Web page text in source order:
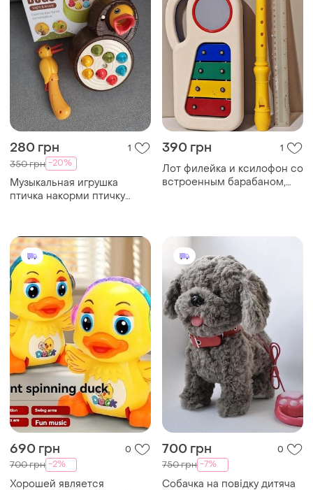
280 грн 1
350 грн -20%
Музыкальная игрушка
птичка накорми птичку
390 грн 1
Лот филейка и ксилофон со
встроенным барабаном,
690 грн 0
700 грн -2%
Хорошей является
700 грн 0
750 грн -7%
Собачка на повідку дитяча